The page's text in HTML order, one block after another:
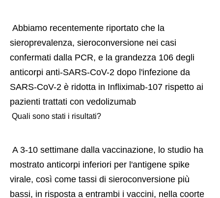
sieroprevalenza, sieroconversione nei casi
confermati dalla PCR, e la grandezza 106 degli
anticorpi anti-SARS-CoV-2 dopo l'infezione da
SARS-CoV-2 è ridotta in Infliximab-107 rispetto ai
pazienti trattati con vedolizumab
Quali sono stati i risultati?
mostrato anticorpi inferiori per l'antigene spike
virale, così come tassi di sieroconversione più
bassi, in risposta a entrambi i vaccini, nella coorte